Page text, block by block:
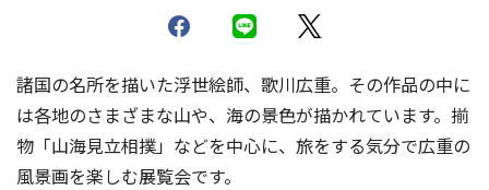
諸国の名所を描いた浮世絵師、歌川広重。その作品の中に
は各地のさまざまな山や、海の景色が描かれています。揃
物「山海見立相撲」などを中心に、旅をする気分で広重の
風景画を楽しむ展覧会です。